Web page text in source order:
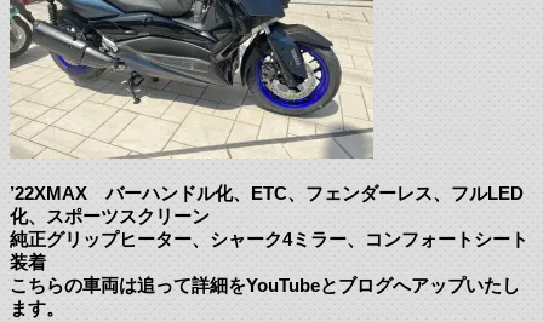
’22XMAX バーハンドル化、ETC、フェンダーレス、フルLED
化、スポーツスクリーン
純正グリップヒーター、シャーク4ミラー、コンフォートシート
装着
こちらの車両は追って詳細をYouTubeとブログへアップいたし
ます。